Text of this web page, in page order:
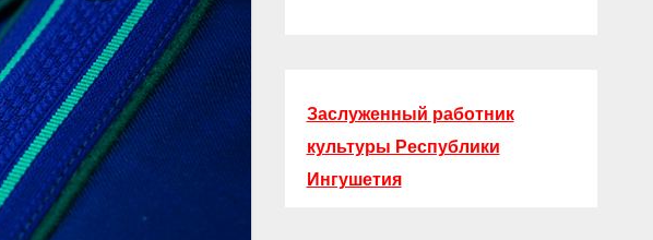
Заслуженный работник
культуры Республики
Ингушетия